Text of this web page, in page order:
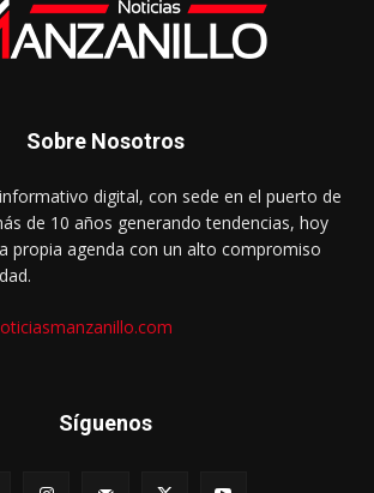
Sobre Nosotros
digital, con sede en el puerto de
de 10 años generando tendencias, hoy
propia agenda con un alto compromiso
Síguenos